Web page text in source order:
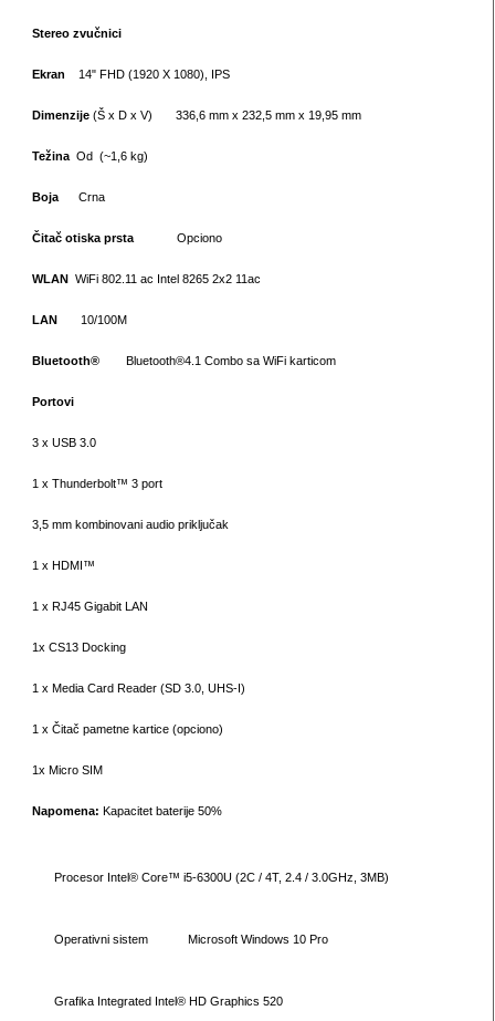
Stereo zvučnici
Ekran 14" FHD (1920 X 1080), IPS
Dimenzije (Š x D x V) 336,6 mm x 232,5 mm x 19,95 mm
Težina Od (~1,6 kg)
Boja Crna
Čitač otiska prsta Opciono
WLAN WiFi 802.11 ac Intel 8265 2x2 11ac
LAN 10/100M
Bluetooth® Bluetooth®4.1 Combo sa WiFi karticom
Portovi
3 x USB 3.0
1 x Thunderbolt™ 3 port
3,5 mm kombinovani audio priključak
1 x HDMI™
1 x RJ45 Gigabit LAN
1x CS13 Docking
1 x Media Card Reader (SD 3.0, UHS-I)
1 x Čitač pametne kartice (opciono)
1x Micro SIM
Napomena: Kapacitet baterije 50%
Procesor Intel® Core™ i5-6300U (2C / 4T, 2.4 / 3.0GHz, 3MB)
Operativni sistem Microsoft Windows 10 Pro
Grafika Integrated Intel® HD Graphics 520